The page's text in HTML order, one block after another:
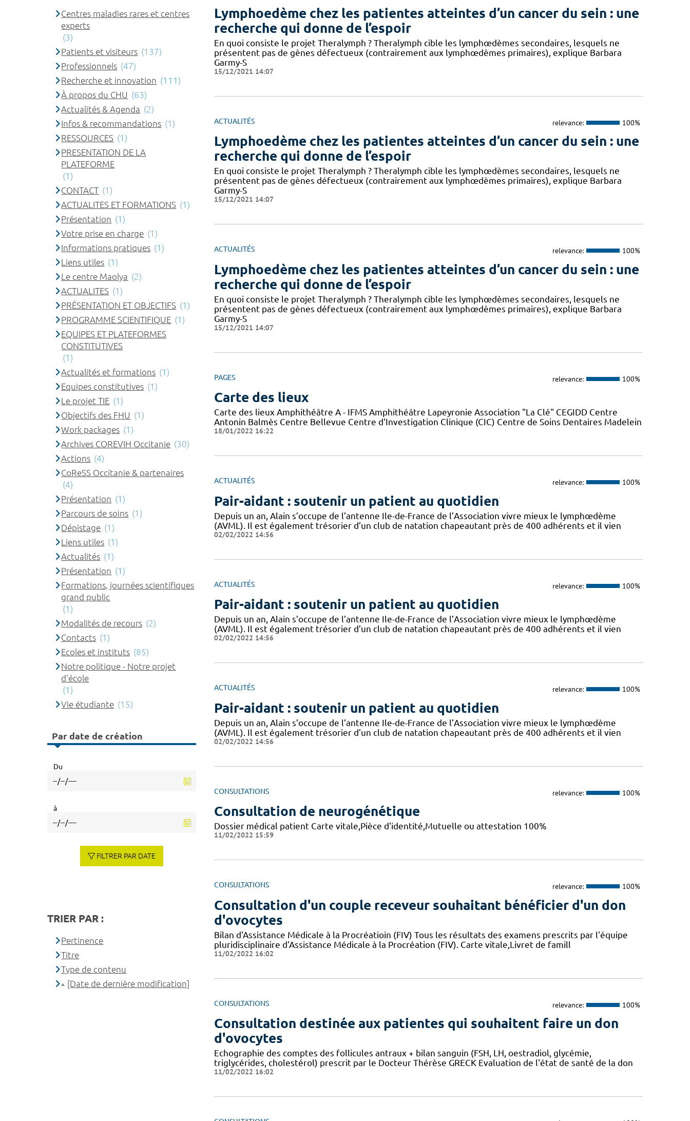
Lymphoedème chez les patientes atteintes d’un cancer du sein : une
recherche qui donne de l’espoir
En quoi consiste le projet Theralymph ? Theralymph cible les lymphœdèmes secondaires, lesquels ne
présentent pas de gènes défectueux (contrairement aux lymphœdèmes primaires), explique Barbara
Garmy-S
15/12/2021 14:07
ACTUALITÉS relevance: 100%
Lymphoedème chez les patientes atteintes d’un cancer du sein : une
recherche qui donne de l’espoir
En quoi consiste le projet Theralymph ? Theralymph cible les lymphœdèmes secondaires, lesquels ne
présentent pas de gènes défectueux (contrairement aux lymphœdèmes primaires), explique Barbara
Garmy-S
15/12/2021 14:07
ACTUALITÉS relevance: 100%
Lymphoedème chez les patientes atteintes d’un cancer du sein : une
recherche qui donne de l’espoir
En quoi consiste le projet Theralymph ? Theralymph cible les lymphœdèmes secondaires, lesquels ne
présentent pas de gènes défectueux (contrairement aux lymphœdèmes primaires), explique Barbara
Garmy-S
15/12/2021 14:07
PAGES relevance: 100%
Carte des lieux
Carte des lieux Amphithéâtre A - IFMS Amphithéâtre Lapeyronie Association "La Clé" CEGIDD Centre
Antonin Balmès Centre Bellevue Centre d'Investigation Clinique (CIC) Centre de Soins Dentaires Madelein
18/01/2022 16:22
ACTUALITÉS relevance: 100%
Pair-aidant : soutenir un patient au quotidien
Depuis un an, Alain s’occupe de l’antenne Ile-de-France de l’Association vivre mieux le lymphœdème
(AVML). Il est également trésorier d’un club de natation chapeautant près de 400 adhérents et il vien
02/02/2022 14:56
ACTUALITÉS relevance: 100%
Pair-aidant : soutenir un patient au quotidien
Depuis un an, Alain s’occupe de l’antenne Ile-de-France de l’Association vivre mieux le lymphœdème
(AVML). Il est également trésorier d’un club de natation chapeautant près de 400 adhérents et il vien
02/02/2022 14:56
ACTUALITÉS relevance: 100%
Pair-aidant : soutenir un patient au quotidien
Depuis un an, Alain s’occupe de l’antenne Ile-de-France de l’Association vivre mieux le lymphœdème
(AVML). Il est également trésorier d’un club de natation chapeautant près de 400 adhérents et il vien
02/02/2022 14:56
CONSULTATIONS relevance: 100%
Consultation de neurogénétique
Dossier médical patient Carte vitale,Pièce d'identité,Mutuelle ou attestation 100%
11/02/2022 15:59
CONSULTATIONS relevance: 100%
Consultation d'un couple receveur souhaitant bénéficier d'un don
d'ovocytes
Bilan d'Assistance Médicale à la Procréatioin (FIV) Tous les résultats des examens prescrits par l'équipe
pluridisciplinaire d'Assistance Médicale à la Procréation (FIV). Carte vitale,Livret de famill
11/02/2022 16:02
CONSULTATIONS relevance: 100%
Consultation destinée aux patientes qui souhaitent faire un don
d'ovocytes
Echographie des comptes des follicules antraux + bilan sanguin (FSH, LH, oestradiol, glycémie,
triglycérides, cholestérol) prescrit par le Docteur Thérèse GRECK Evaluation de l'état de santé de la don
11/02/2022 16:02
Centres maladies rares et centres
experts
(3)
Patients et visiteurs (137)
Professionnels (47)
Recherche et innovation (111)
À propos du CHU (63)
Actualités & Agenda (2)
Infos & recommandations (1)
RESSOURCES (1)
PRESENTATION DE LA
PLATEFORME
(1)
CONTACT (1)
ACTUALITES ET FORMATIONS (1)
Présentation (1)
Votre prise en charge (1)
Informations pratiques (1)
Liens utiles (1)
Le centre Maolya (2)
ACTUALITES (1)
PRÉSENTATION ET OBJECTIFS (1)
PROGRAMME SCIENTIFIQUE (1)
EQUIPES ET PLATEFORMES
CONSTITUTIVES
(1)
Actualités et formations (1)
Equipes constitutives (1)
Le projet TIE (1)
Objectifs des FHU (1)
Work packages (1)
Archives COREVIH Occitanie (30)
Actions (4)
CoReSS Occitanie & partenaires
(4)
Présentation (1)
Parcours de soins (1)
Dépistage (1)
Liens utiles (1)
Actualités (1)
Présentation (1)
Formations, journées scientifiques
grand public
(1)
Modalités de recours (2)
Contacts (1)
Ecoles et instituts (85)
Notre politique - Notre projet
d'école
(1)
Vie étudiante (15)
Par date de création
Du
à
FILTRER PAR DATE
TRIER PAR :
Pertinence
Titre
Type de contenu
[Date de dernière modification]